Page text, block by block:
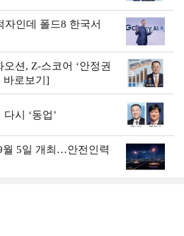
인데 폴드8 한국서
오션, Z-스코어 ‘안정권
바로보기]
시 ‘동업’
월 5일 개최…안전인력